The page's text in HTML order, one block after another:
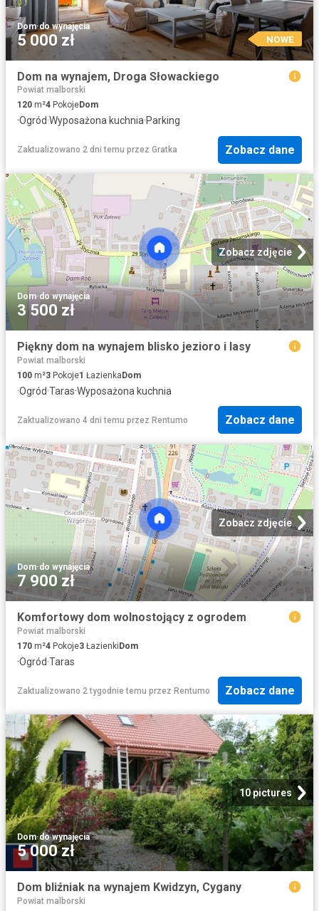
Dom·do wynajęcia
5 000 zł NOWE
Dom na wynajem, Droga Słowackiego
Powiat malborski
120 m²4 PokojeDom
·Ogród·Wyposażona kuchnia·Parking
Zaktualizowano 2 dni temu przez Gratka Zobacz dane
Zobacz zdjęcie
Dom·do wynajęcia
3 500 zł
Piękny dom na wynajem blisko jezioro i lasy
Powiat malborski
100 m²3 Pokoje1 Łazienka Dom
·Ogród·Taras·Wyposażona kuchnia
Zaktualizowano 4 dni temu przez Rentumo Zobacz dane
Zobacz zdjęcie
Dom·do wynajęcia
7 900 zł
Komfortowy dom wolnostojący z ogrodem
Powiat malborski
170 m²4 Pokoje3 ŁazienkiDom
·Ogród·Taras
Zaktualizowano 2 tygodnie temu przez Rentumo Zobacz dane
10 pictures
Dom·do wynajęcia
5 000 zł
Dom bliźniak na wynajem Kwidzyn, Cygany
Powiat malborski